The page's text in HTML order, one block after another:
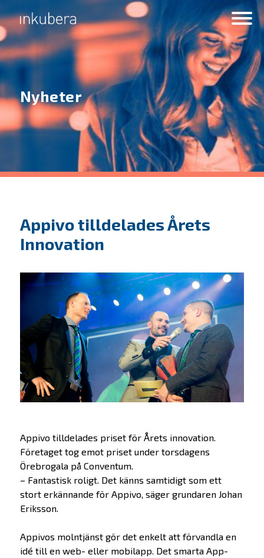
Nyheter
Appivo tilldelades Årets
Innovation
Appivo tilldelades priset för Årets innovation.
Företaget tog emot priset under torsdagens
Örebrogala på Conventum.
– Fantastisk roligt. Det känns samtidigt som ett
stort erkännande för Appivo, säger grundaren Johan
Eriksson.
Appivos molntjänst gör det enkelt att förvandla en
idé till en web- eller mobilapp. Det smarta App-